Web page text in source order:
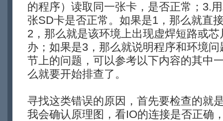
的程序）读取同一张卡，是否正常；3.
张SD卡是否正常。如果是1，那么就直
2，那么就是该环境上出现虚焊短路或
办；如果是3，那么就说明程序和环境
节上的问题，可以参考以下内容的其中
么就要开始排查了。
寻找这类错误的原因，首先要检查的就
我会确认原理图，看IO的连接是否正确